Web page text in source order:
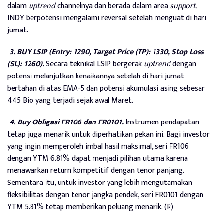
dalamuptrendchannelnya dan berada dalam areasupport.
INDY berpotensi mengalami reversal setelah menguat di hari
jumat.
3. BUY LSIP (Entry: 1290, Target Price (TP): 1330, Stop Loss
(SL): 1260).Secara teknikal LSIP bergerakuptrenddengan
potensi melanjutkan kenaikannya setelah di hari jumat
bertahan di atas EMA-5 dan potensi akumulasi asing sebesar
445 Bio yang terjadi sejak awal Maret.
4. Buy Obligasi FR106 dan FR0101.Instrumen pendapatan
tetap juga menarik untuk diperhatikan pekan ini. Bagi investor
yang ingin memperoleh imbal hasil maksimal, seri FR106
dengan YTM 6.81% dapat menjadi pilihan utama karena
menawarkan return kompetitif dengan tenor panjang.
Sementara itu, untuk investor yang lebih mengutamakan
fleksibilitas dengan tenor jangka pendek, seri FR0101 dengan
YTM 5.81% tetap memberikan peluang menarik. (R)